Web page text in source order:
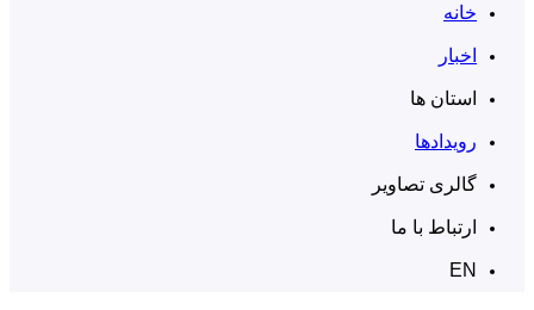
خانه
اخبار
استان ها
رویدادها
گالری تصاویر
ارتباط با ما
EN